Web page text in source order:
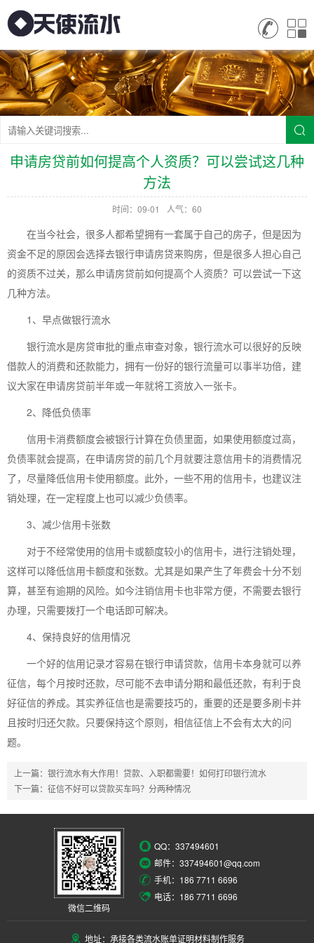
申请房贷前如何提高个人资质？可以尝试这几种
方法
时间：09-01 人气：60
在当今社会，很多人都希望拥有一套属于自己的房子，但是因为
资金不足的原因会选择去银行申请房贷来购房，但是很多人担心自己
的资质不过关，那么申请房贷前如何提高个人资质？可以尝试一下这
几种方法。
1、早点做银行流水
银行流水是房贷审批的重点审查对象，银行流水可以很好的反映
借款人的消费和还款能力，拥有一份好的银行流量可以事半功倍，建
议大家在申请房贷前半年或一年就将工资放入一张卡。
2、降低负债率
信用卡消费额度会被银行计算在负债里面，如果使用额度过高，
负债率就会提高，在申请房贷的前几个月就要注意信用卡的消费情况
了，尽量降低信用卡使用额度。此外，一些不用的信用卡，也建议注
销处理，在一定程度上也可以减少负债率。
3、减少信用卡张数
对于不经常使用的信用卡或额度较小的信用卡，进行注销处理，
这样可以降低信用卡额度和张数。尤其是如果产生了年费会十分不划
算，甚至有逾期的风险。如今注销信用卡也非常方便，不需要去银行
办理，只需要拨打一个电话即可解决。
4、保持良好的信用情况
一个好的信用记录才容易在银行申请贷款，信用卡本身就可以养
征信，每个月按时还款，尽可能不去申请分期和最低还款，有利于良
好征信的养成。其实养征信也是需要技巧的，重要的还是要多刷卡并
且按时归还欠款。只要保持这个原则，相信征信上不会有太大的问
题。
上一篇： 银行流水有大作用！贷款、入职都需要！如何打印银行流水
下一篇： 征信不好可以贷款买车吗？分两种情况
微信二维码
QQ： 337494601
邮件：337494601@qq.com
手机：186 7711 6696
电话：186 7711 6696
地址：承接各类流水账单证明材料制作服务